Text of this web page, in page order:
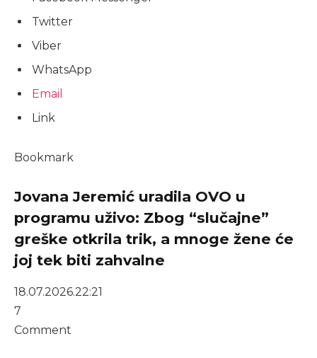
Twitter
Viber
WhatsApp
Email
Link
Bookmark
Jovana Jeremić uradila OVO u
programu uživo: Zbog “slučajne”
greške otkrila trik, a mnoge žene će
joj tek biti zahvalne
18.07.2026.22:21
7
Comment